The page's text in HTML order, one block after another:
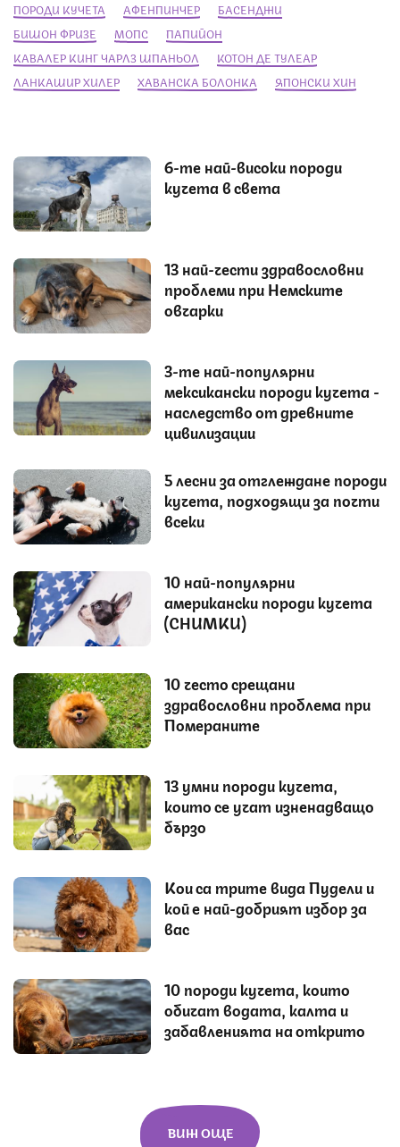
ПОРОДИ КУЧЕТА АФЕНПИНЧЕР
БАСЕНДЖИ
БИШОН ФРИЗЕ
МОПС
ПАПИЙОН
КАВАЛЕР КИНГ ЧАРЛЗ ШПАНЬОЛ
КОТОН ДЕ ТУЛЕАР
ЛАНКАШИР ХИЛЕР
ХАВАНСКА БОЛОНКА ЯПОНСКИ ХИН
6-те най-високи породи
кучета в света
13 най-чести здравословни
проблеми при Немските
овчарки
3-те най-популярни
мексикански породи кучета -
наследство от древните
цивилизации
5 лесни за отглеждане породи
кучета, подходящи за почти
всеки
10 най-популярни
американски породи кучета
(СНИМКИ)
10 често срещани
здравословни проблема при
Помераните
13 умни породи кучета,
които се учат изненадващо
бързо
Кои са трите вида Пудели и
кой е най-добрият избор за
вас
10 породи кучета, които
обичат водата, калта и
забавленията на открито
ВИЖ ОЩЕ